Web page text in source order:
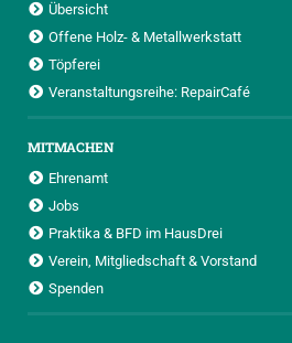
Übersicht
Offene Holz- & Metallwerkstatt
Töpferei
Veranstaltungsreihe: RepairCafé
MITMACHEN
Ehrenamt
Jobs
Praktika & BFD im HausDrei
Verein, Mitgliedschaft & Vorstand
Spenden